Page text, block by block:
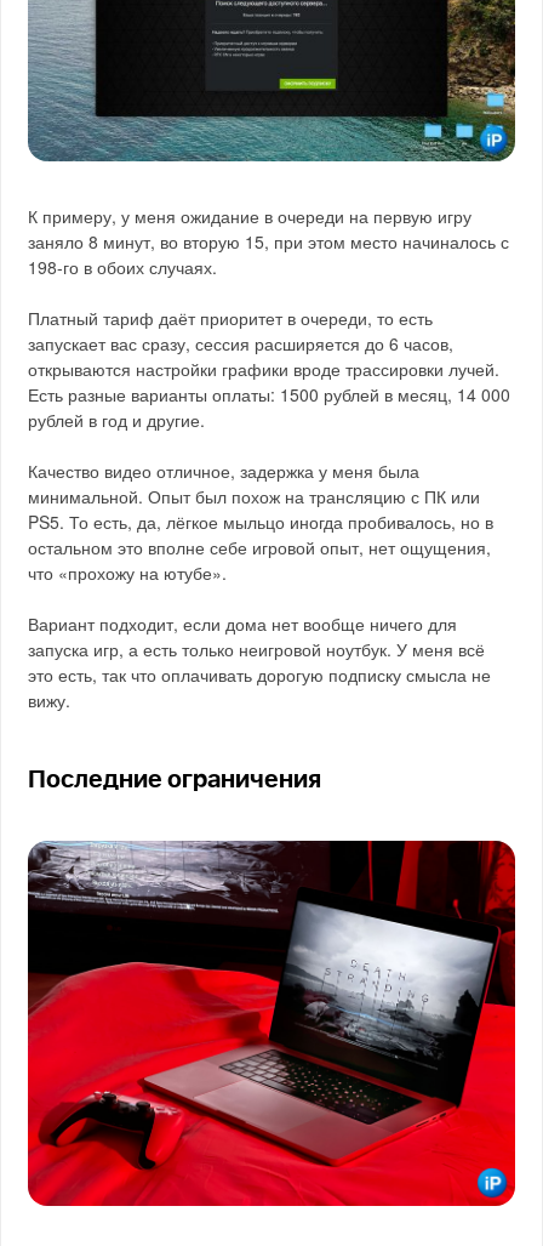
К примеру, у меня ожидание в очереди на первую игру
заняло 8 минут, во вторую 15, при этом место начиналось с
198-го в обоих случаях.
Платный тариф даёт приоритет в очереди, то есть
запускает вас сразу, сессия расширяется до 6 часов,
открываются настройки графики вроде трассировки лучей.
Есть разные варианты оплаты: 1500 рублей в месяц, 14 000
рублей в год и другие.
Качество видео отличное, задержка у меня была
минимальной. Опыт был похож на трансляцию с ПК или
PS5. То есть, да, лёгкое мыльцо иногда пробивалось, но в
остальном это вполне себе игровой опыт, нет ощущения,
что «прохожу на ютубе».
Вариант подходит, если дома нет вообще ничего для
запуска игр, а есть только неигровой ноутбук. У меня всё
это есть, так что оплачивать дорогую подписку смысла не
вижу.
Последние ограничения